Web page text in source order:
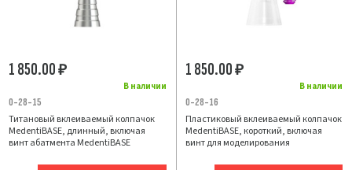
В наличии
1 850.00₽
0-28-15
Титановый вклеиваемый колпачок
MedentiBASE, длинный, включая
винт абатмента MedentiBASE
В наличии
1 850.00₽
0-28-16
Пластиковый вклеиваемый колпачок
MedentiBASE, короткий, включая
винт для моделирования